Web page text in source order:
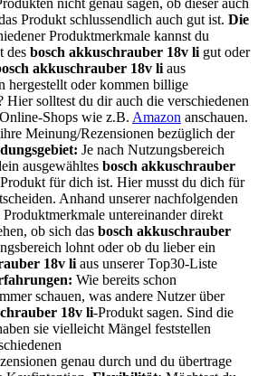
Produkt schlussendlich auch gut ist. Die
Produktmerkmale kannst du
des bosch akkuschrauber 18v li gut oder
akkuschrauber 18v li aus
hergestellt oder kommen billige
Hier solltest du dir auch die verschiedenen
Shops wie z.B. Amazon anschauen.
Meinung/Rezensionen bezüglich der
Je nach Nutzungsbereich
ausgewähltes bosch akkuschrauber
für dich ist. Hier musst du dich für
Anhand unserer nachfolgenden
untereinander direkt
ob sich das bosch akkuschrauber
lohnt oder ob du lieber ein
18v li aus unserer Top30-Liste
Wie bereits schon
schauen, was andere Nutzer über
18v li-Produkt sagen. Sind die
sie vielleicht Mängel feststellen
genau durch und du übertrage